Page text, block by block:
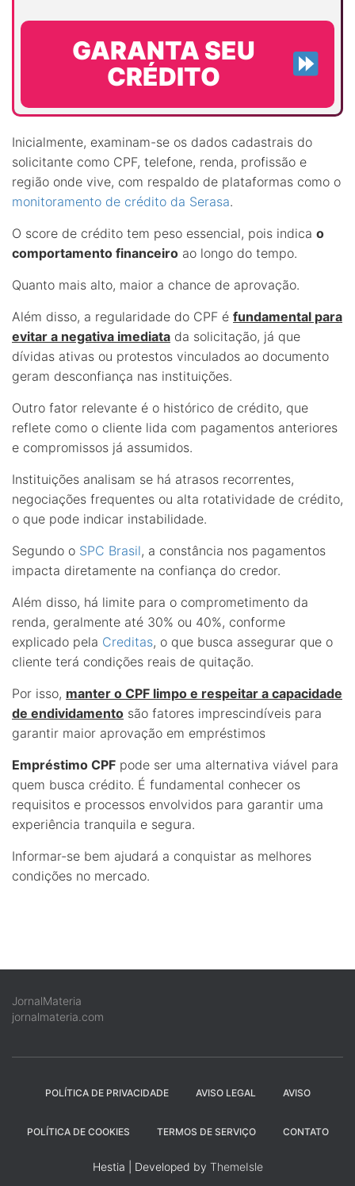
GARANTA SEU
CRÉDITO
Inicialmente, examinam-se os dados cadastrais do
solicitante como CPF, telefone, renda, profissão e
região onde vive, com respaldo de plataformas como o
monitoramento de crédito da Serasa.
O score de crédito tem peso essencial, pois indica o
comportamento financeiro ao longo do tempo.
Quanto mais alto, maior a chance de aprovação.
Além disso, a regularidade do CPF é fundamental para
evitar a negativa imediata da solicitação, já que
dívidas ativas ou protestos vinculados ao documento
geram desconfiança nas instituições.
Outro fator relevante é o histórico de crédito, que
reflete como o cliente lida com pagamentos anteriores
e compromissos já assumidos.
Instituições analisam se há atrasos recorrentes,
negociações frequentes ou alta rotatividade de crédito,
o que pode indicar instabilidade.
Segundo o SPC Brasil, a constância nos pagamentos
impacta diretamente na confiança do credor.
Além disso, há limite para o comprometimento da
renda, geralmente até 30% ou 40%, conforme
explicado pela Creditas, o que busca assegurar que o
cliente terá condições reais de quitação.
Por isso, manter o CPF limpo e respeitar a capacidade
de endividamento são fatores imprescindíveis para
garantir maior aprovação em empréstimos
Empréstimo CPF pode ser uma alternativa viável para
quem busca crédito. É fundamental conhecer os
requisitos e processos envolvidos para garantir uma
experiência tranquila e segura.
Informar-se bem ajudará a conquistar as melhores
condições no mercado.
JornalMateria
jornalmateria.com
POLÍTICA DE PRIVACIDADE AVISO LEGAL AVISO
POLÍTICA DE COOKIES TERMOS DE SERVIÇO CONTATO
Hestia | Developed by ThemeIsle